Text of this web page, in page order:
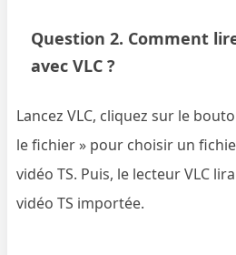
Question 2. Comment
avec VLC ?
Lancez VLC, cliquez sur le
le fichier » pour choisir un
vidéo TS. Puis, le lecteur VLC
vidéo TS importée.